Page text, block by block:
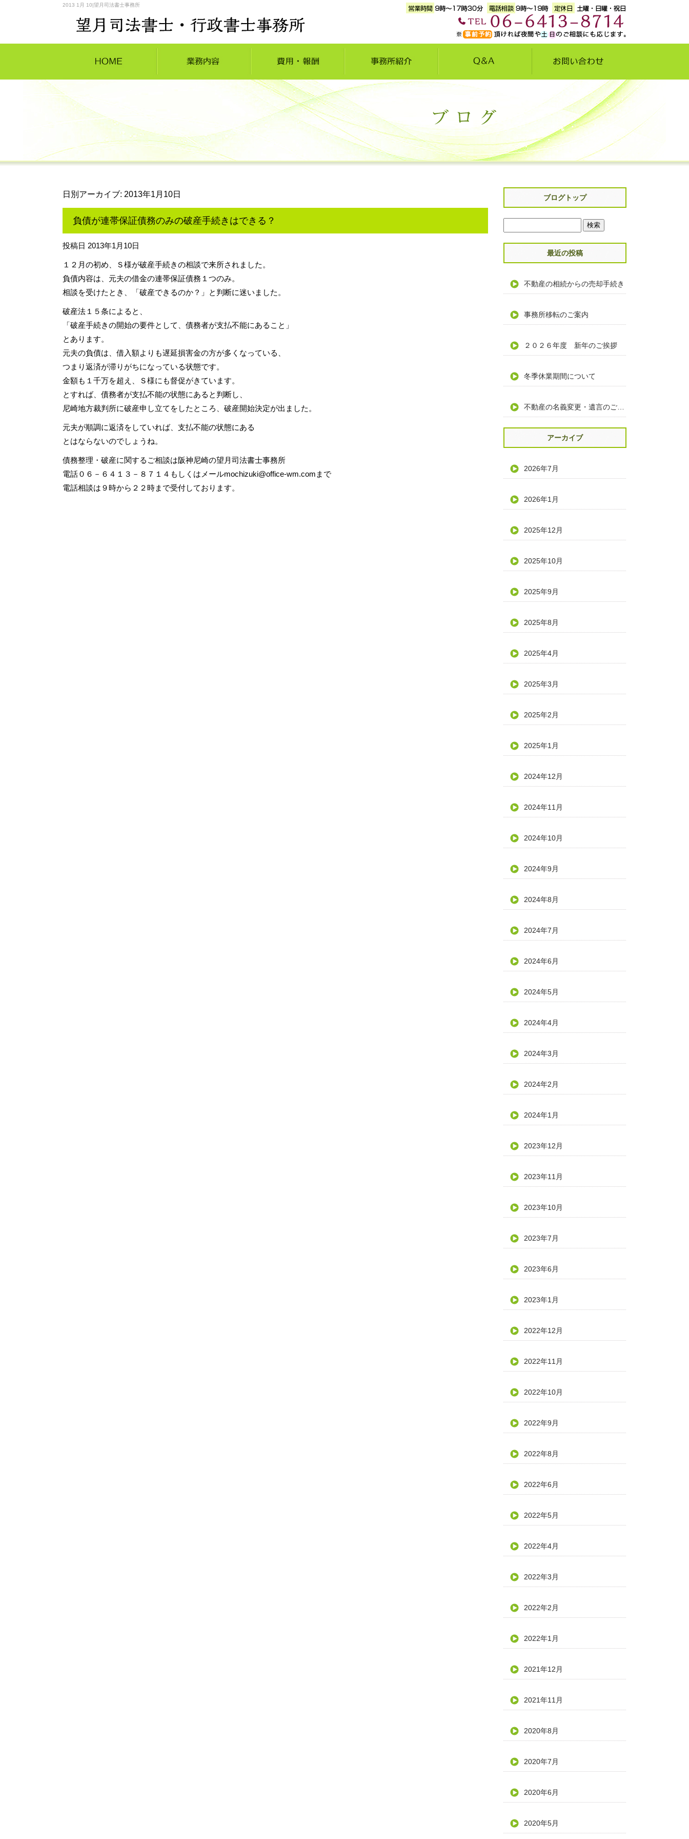
2013 1月 10|望月司法書士事務所
日別アーカイブ: 2013年1月10日
負債が連帯保証債務のみの破産手続きはできる？
投稿日 2013年1月10日
１２月の初め、Ｓ様が破産手続きの相談で来所されました。
負債内容は、元夫の借金の連帯保証債務１つのみ。
相談を受けたとき、「破産できるのか？」と判断に迷いました。
破産法１５条によると、
「破産手続きの開始の要件として、債務者が支払不能にあること」
とあります。
元夫の負債は、借入額よりも遅延損害金の方が多くなっている、
つまり返済が滞りがちになっている状態です。
金額も１千万を超え、Ｓ様にも督促がきています。
とすれば、債務者が支払不能の状態にあると判断し、
尼崎地方裁判所に破産申し立てをしたところ、破産開始決定が出ました。
元夫が順調に返済をしていれば、支払不能の状態にある
とはならないのでしょうね。
債務整理・破産に関するご相談は阪神尼崎の望月司法書士事務所
電話０６－６４１３－８７１４もしくはメールmochizuki@office-wm.com まで
電話相談は９時から２２時まで受付しております。
ブログトップ
最近の投稿
不動産の相続からの売却手続き
事務所移転のご案内
２０２６年度 新年のご挨拶
冬季休業期間について
アーカイブ
2026年7月
2026年1月
2025年12月
2025年10月
2025年9月
2025年8月
2025年4月
2025年3月
2025年2月
2025年1月
2024年12月
2024年11月
2024年10月
2024年9月
2024年8月
2024年7月
2024年6月
2024年5月
2024年4月
2024年3月
2024年2月
2024年1月
2023年12月
2023年11月
2023年10月
2023年7月
2023年6月
2023年1月
2022年12月
2022年11月
2022年10月
2022年9月
2022年8月
2022年6月
2022年5月
2022年4月
2022年3月
2022年2月
2022年1月
2021年12月
2021年11月
2020年8月
2020年7月
2020年6月
2020年5月